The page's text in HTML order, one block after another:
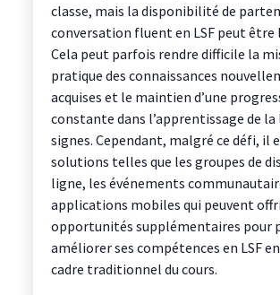
classe, mais la disponibilité de
conversation fluent en LSF peut être
Cela peut parfois rendre difficile la
pratique des connaissances
acquises et le maintien d’une
constante dans l’apprentissage de la
signes. Cependant, malgré ce défi, il
solutions telles que les groupes de
ligne, les événements
applications mobiles qui peuvent
opportunités supplémentaires pour
améliorer ses compétences en LSF
cadre traditionnel du cours.